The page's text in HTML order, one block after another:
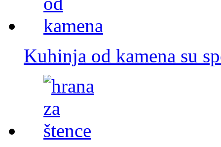
Kuhinja od kamena su